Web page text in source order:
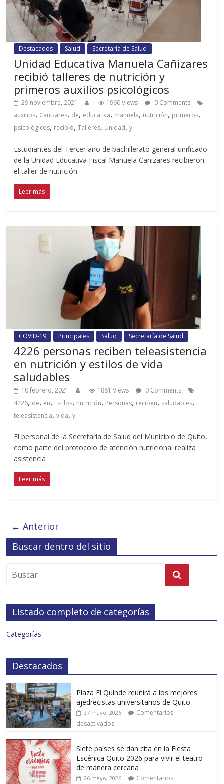
Destacados Salud Secretaría de Salud
Unidad Educativa Manuela Cañizares
recibió talleres de nutrición y
primeros auxilios psicológicos
29 noviembre, 2021 1960 Views
0 Comments
auxilios, Cañizares, de, educativa, manuela, nutrición, primeros,
psicológicos, recibió,Talleres, Unidad,y
Estudiantes del Tercer año de bachillerato general unificado
de la Unidad Educativa Fiscal Manuela Cañizares recibieron
el taller de nutrición
Leer más
COVID-19 Principales Salud Secretaría de Salud
4226 personas reciben teleasistencia
en nutrición y estilos de vida
saludables
10 febrero, 2021 1881 Views
0 Comments
4226, de, en, Estilos, nutrición, Personas, reciben, saludables,
teleasistencia,vida,y
El personal de la Secretaría de Salud del Municipio de Quito,
como parte del protocolo de atención nutricional realiza
asistencia
Leer más
← Anterior
Buscar dentro del sitio
Listado completo de categorías
Categorías
Destacados
Plaza El Quinde reunirá a los mejores
ajedrecistas universitarios de Quito
27 mayo, 2026
Comentarios
desactivados
Siete países se dan cita en la Fiesta
Escénica Quito 2026 para vivir el teatro
de manera cercana
26 mayo, 2026
Comentarios